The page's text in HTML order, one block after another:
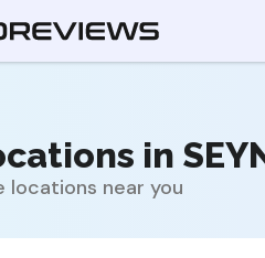
in
locations near you